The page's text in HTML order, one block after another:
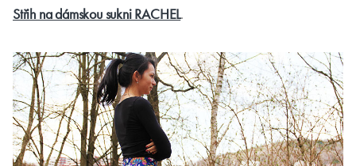
Střih na dámskou sukni RACHEL.